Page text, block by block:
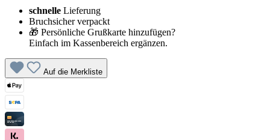
schnelle Lieferung
Bruchsicher verpackt
🎁 Persönliche Grußkarte hinzufügen?
Einfach im Kassenbereich ergänzen.
Auf die Merkliste